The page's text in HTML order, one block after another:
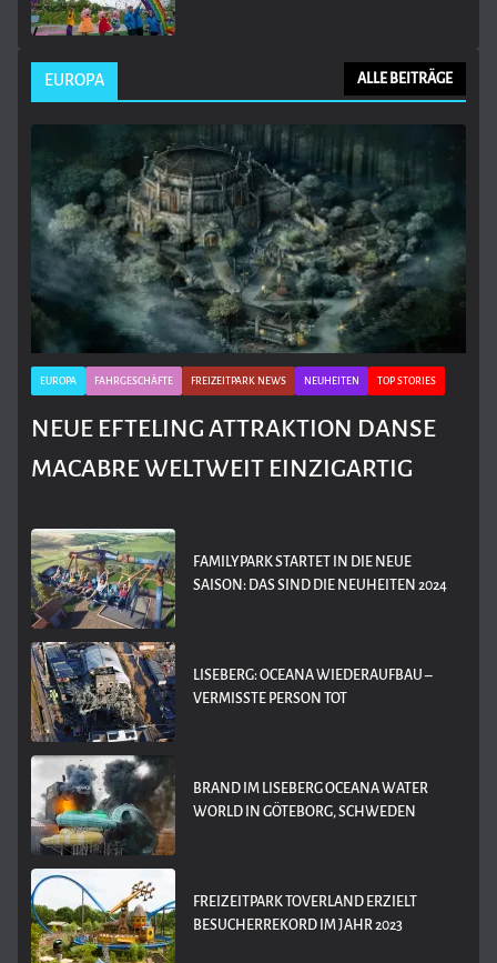
EUROPA ALLE BEITRÄGE
EUROPA FAHRGESCHÄFTE FREIZEITPARK NEWS NEUHEITEN TOP STORIES
NEUE EFTELING ATTRAKTION DANSE
MACABRE WELTWEIT EINZIGARTIG
FAMILYPARK STARTET IN DIE NEUE
SAISON: DAS SIND DIE NEUHEITEN 2024
LISEBERG: OCEANA WIEDERAUFBAU –
VERMISSTE PERSON TOT
BRAND IM LISEBERG OCEANA WATER
WORLD IN GÖTEBORG, SCHWEDEN
FREIZEITPARK TOVERLAND ERZIELT
BESUCHERREKORD IM JAHR 2023